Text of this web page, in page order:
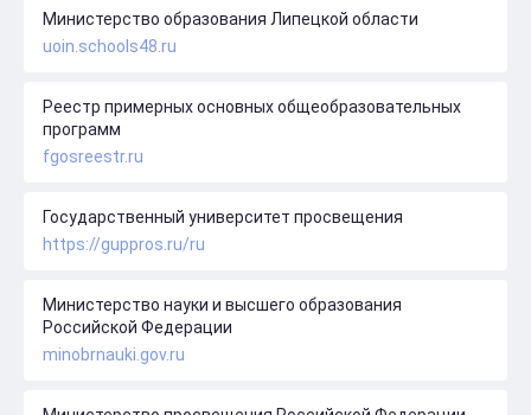
Министерство образования Липецкой области
uoin.schools48.ru
Реестр примерных основных общеобразовательных
программ
fgosreestr.ru
Государственный университет просвещения
https://guppros.ru/ru
Министерство науки и высшего образования
Российской Федерации
minobrnauki.gov.ru